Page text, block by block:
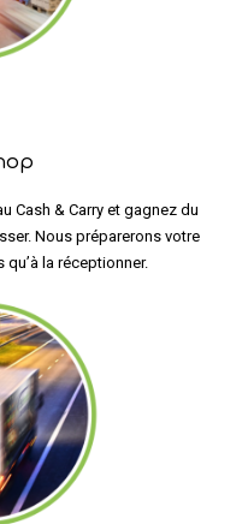
Cash & Carry et gagnez du
Nous préparerons votre
qu’à la réceptionner.